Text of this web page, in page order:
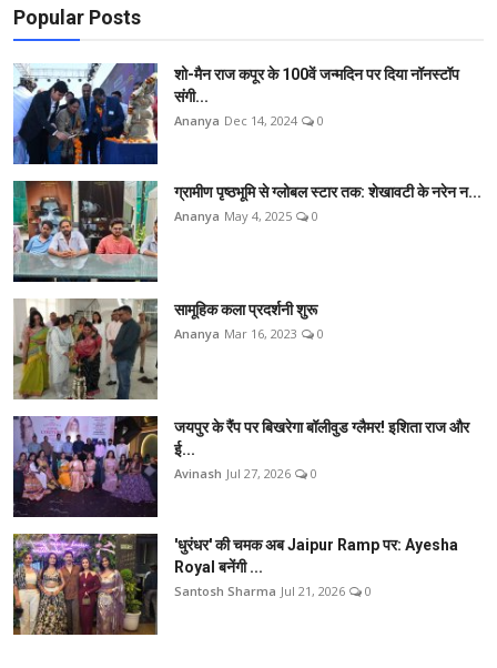
Popular Posts
शो-मैन राज कपूर के 100वें जन्मदिन पर दिया नॉनस्टॉप
संगी...
Ananya Dec 14, 2024 0
ग्रामीण पृष्ठभूमि से ग्लोबल स्टार तक: शेखावटी के नरेन न...
Ananya May 4, 2025 0
सामूहिक कला प्रदर्शनी शुरू
Ananya Mar 16, 2023 0
जयपुर के रैंप पर बिखरेगा बॉलीवुड ग्लैमर! इशिता राज और
ई...
Avinash Jul 27, 2026 0
'धुरंधर' की चमक अब Jaipur Ramp पर: Ayesha
Royal बनेंगी ...
Santosh Sharma Jul 21, 2026 0